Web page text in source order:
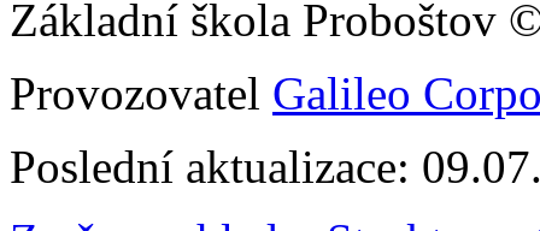
Základní škola Proboštov
Provozovatel Galileo
Poslední aktualizace: